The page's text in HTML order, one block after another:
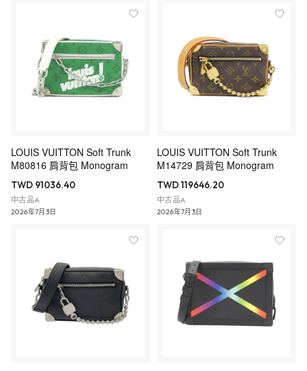
LOUIS VUITTON Soft Trunk
M80816 肩背包 Monogram
TWD 91036.40
中古品A
2026年7月3日
LOUIS VUITTON Soft Trunk
M14729 肩背包 Monogram
TWD 119646.20
中古品A
2026年7月3日